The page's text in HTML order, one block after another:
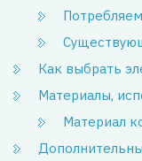
Как выбрать
Материалы,
Материал